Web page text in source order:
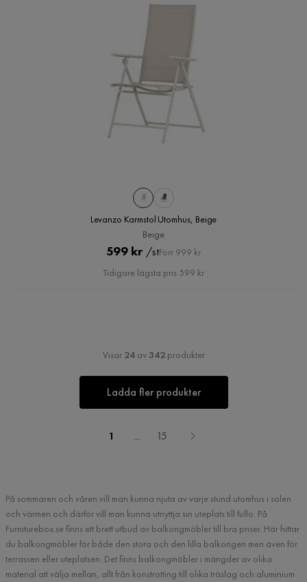
Levanzo Karmstol Utomhus, Beige
Beige
Pris
599 kr /stOriginal
Pris
Förr 999 kr
Tidigare lägsta pris 599 kr
Visar 24av342produkter
Ladda fler produkter
1 ... 15
På sommaren och våren vill man kunna njuta av varje stund utomhus i solen
och värmen och därför vill man kunna utnyttja sin uteplats till fullo. På
Furniturebox.se finns ett brett utbud av balkongmöbler till bra priser. Här hittar
du balkongmöbler för både den stora och den lilla balkongen men även för
terrassen eller uteplatsen. Det finns balkongmöbler i mängder av olika
material att välja mellan, allt från konstrotting till olika träslag och aluminium